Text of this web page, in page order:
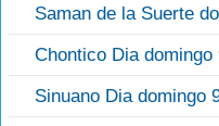
Saman de la Suerte
Chontico Dia domingo
Sinuano Dia domingo